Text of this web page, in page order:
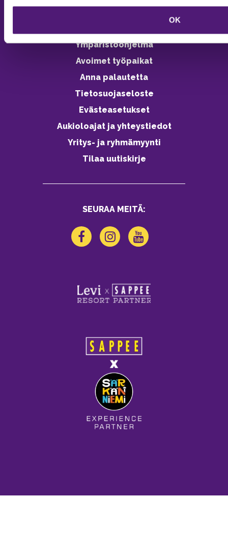
OK
Ympäristöohjelma
Avoimet työpaikat
Anna palautetta
Tietosuojaseloste
Evästeasetukset
Aukioloajat ja yhteystiedot
Yritys- ja ryhmämyynti
Tilaa uutiskirje
SEURAA MEITÄ: